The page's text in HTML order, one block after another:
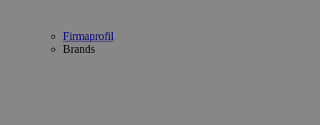
Firmaprofil
Brands